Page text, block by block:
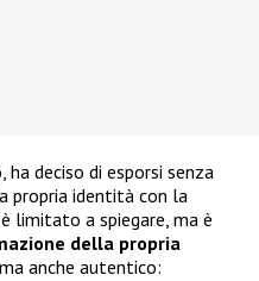
ha deciso di esporsi senza
propria identità con la
limitato a spiegare, ma è
della propria
anche autentico: